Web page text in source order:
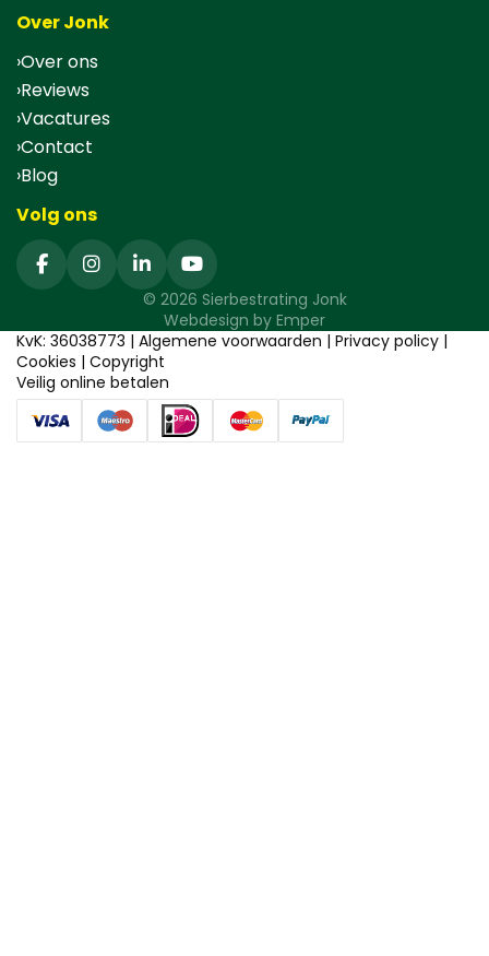
Over Jonk
Over ons
Reviews
Vacatures
Contact
Blog
Volg ons
© 2026 Sierbestrating Jonk
Webdesign by Emper
KvK: 36038773 | Algemene voorwaarden | Privacy policy |
Cookies | Copyright
Veilig online betalen